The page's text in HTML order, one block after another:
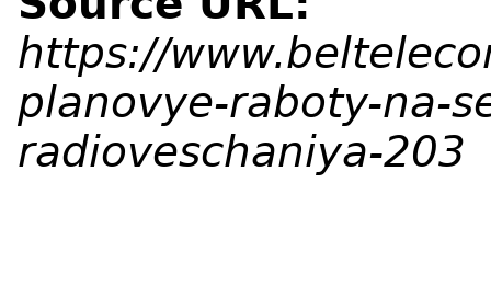
https://
planovye-raboty-na-
radioveschaniya-203